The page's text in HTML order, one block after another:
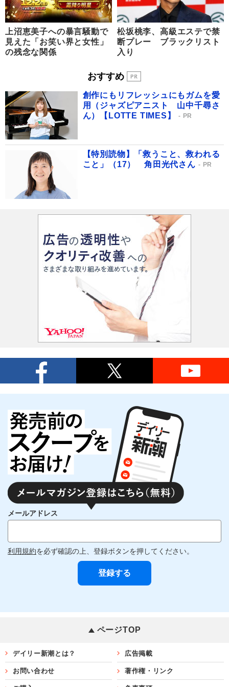
上沼恵美子への暴言騒動で
見えた「お笑い界と女性」
の残念な関係
松坂桃李、高級エステで禁
断プレー ブラックリスト
入り
おすすめ
創作にもリフレッシュにもガムを愛
用（ジャズピアニスト 山中千尋さ
ん）【LOTTE TIMES】
PR
【特別読物】「救うこと、救われる
こと」（17） 角田光代さん
PR
メールアドレス
利用規約を必ず確認の上、登録ボタンを押してください。
ページTOP
デイリー新潮とは？ 広告掲載
お問い合わせ 著作権・リンク